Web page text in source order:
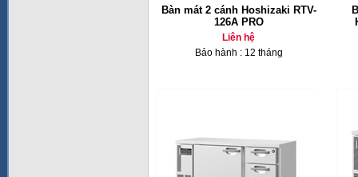
Bàn mát 2 cánh Hoshizaki RTV-
126A PRO
Liên hệ
Bảo hành : 12 tháng